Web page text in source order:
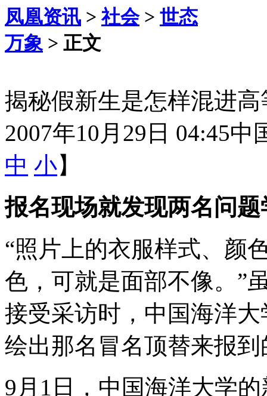
凤凰资讯 >社会> 世态
万象 > 正文
揭秘假新生是怎样混进
2007年10月29日 04:45中
中 小】
报名现场就发现两名问题
“照片上的衣服样式、颜
色，可就是面部不像。”
接受采访时，中国海洋
绘出那名冒名顶替来报
9月1日，中国海洋大学